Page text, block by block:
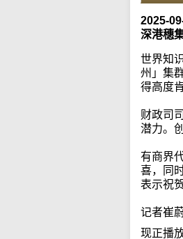
2025-
深港穗
世界知
州」集
得高度
财政司
潜力。
有商界
喜，同
表示祝贺
记者崔
现正播